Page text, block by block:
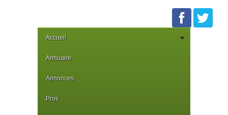
Accueil
Annuaire
Annonces
Pros